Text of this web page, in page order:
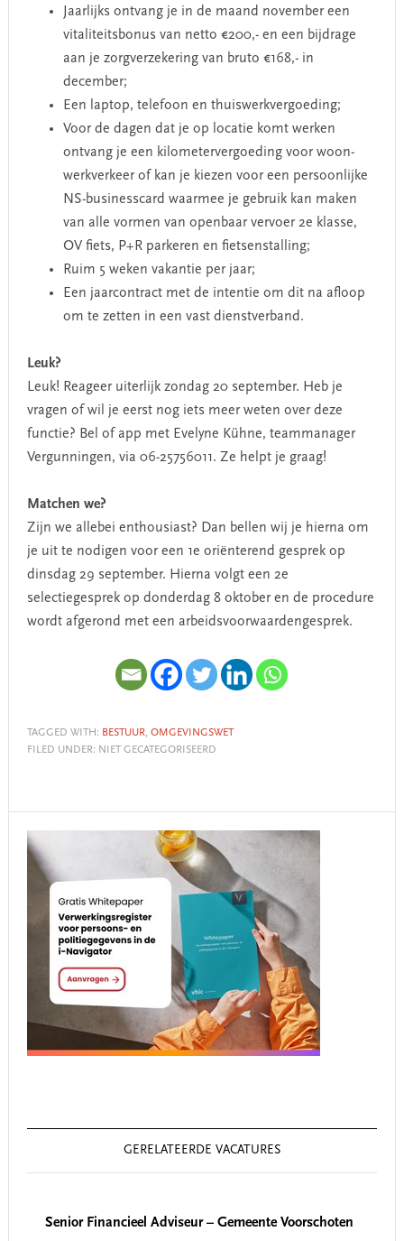
Jaarlijks ontvang je in de maand november een
vitaliteitsbonus van netto €200,- en een bijdrage
aan je zorgverzekering van bruto €168,- in
december;
Een laptop, telefoon en thuiswerkvergoeding;
Voor de dagen dat je op locatie komt werken
ontvang je een kilometervergoeding voor woon-
werkverkeer of kan je kiezen voor een persoonlijke
NS-businesscard waarmee je gebruik kan maken
van alle vormen van openbaar vervoer 2e klasse,
OV fiets, P+R parkeren en fietsenstalling;
Ruim 5 weken vakantie per jaar;
Een jaarcontract met de intentie om dit na afloop
om te zetten in een vast dienstverband.
Leuk?
Leuk! Reageer uiterlijk zondag 20 september. Heb je
vragen of wil je eerst nog iets meer weten over deze
functie? Bel of app met Evelyne Kühne, teammanager
Vergunningen, via 06-25756011. Ze helpt je graag!
Matchen we?
Zijn we allebei enthousiast? Dan bellen wij je hierna om
je uit te nodigen voor een 1e oriënterend gesprek op
dinsdag 29 september. Hierna volgt een 2e
selectiegesprek op donderdag 8 oktober en de procedure
wordt afgerond met een arbeidsvoorwaardengesprek.
TAGGED WITH: BESTUUR, OMGEVINGSWET
FILED UNDER: NIET GECATEGORISEERD
Sidebar
GERELATEERDE VACATURES
Senior Financieel Adviseur – Gemeente Voorschoten